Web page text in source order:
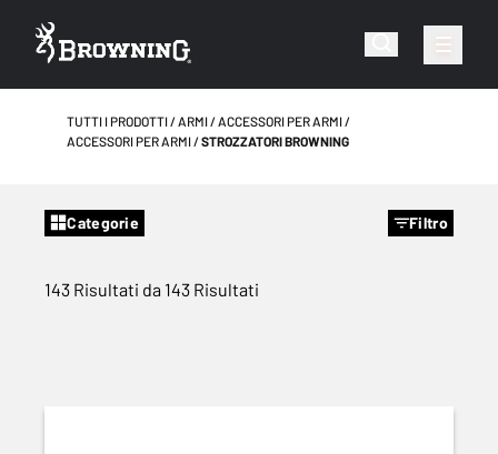
TUTTI I PRODOTTI ARMI
ACCESSORI PER ARMI
ACCESSORI PER ARMI
STROZZATORI BROWNING
Categorie Filtro
143 Risultati da 143 Risultati